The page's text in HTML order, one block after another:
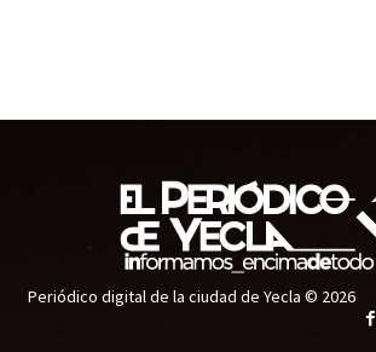
Periódico digital de la ciudad de Yecla © 2026